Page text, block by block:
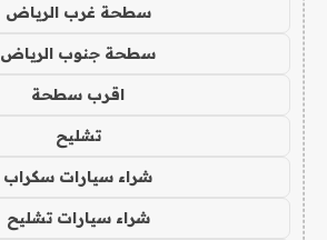
سطحة غرب الرياض
سطحة جنوب الرياض
اقرب سطحة
تشليح
شراء سيارات سكراب
شراء سيارات تشليح